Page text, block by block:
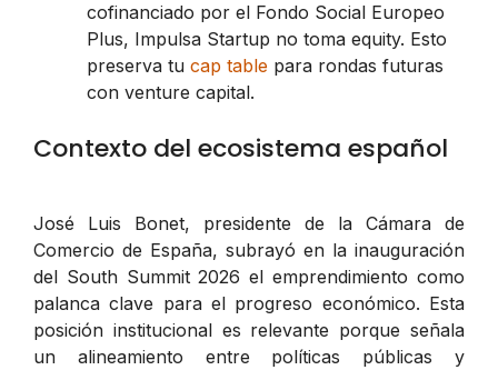
cofinanciado por el Fondo Social Europeo
Plus, Impulsa Startup no toma equity. Esto
preserva tu cap table para rondas futuras
con venture capital.
Contexto del ecosistema español
José Luis Bonet, presidente de la Cámara de
Comercio de España, subrayó en la inauguración
del South Summit 2026 el emprendimiento como
palanca clave para el progreso económico. Esta
posición institucional es relevante porque señala
un alineamiento entre políticas públicas y